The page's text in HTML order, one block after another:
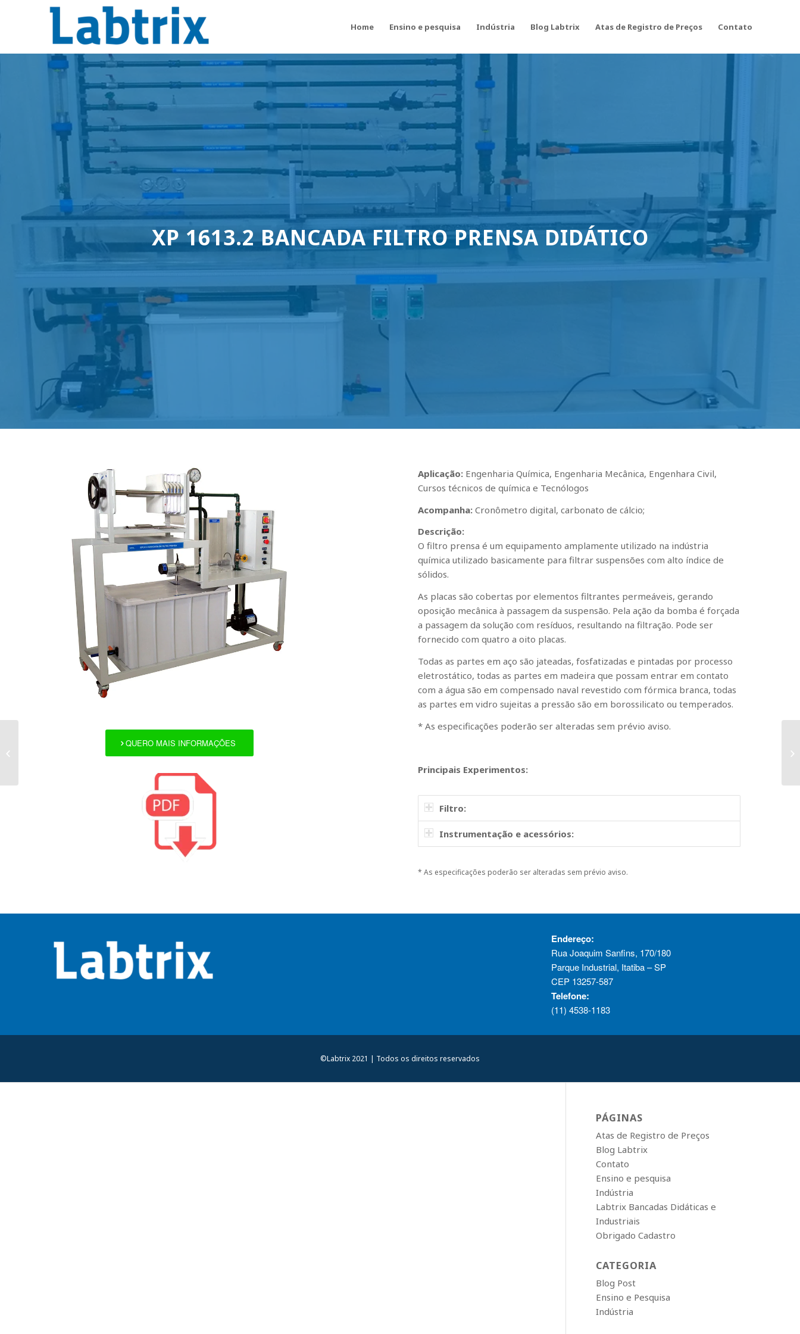
Home Ensino e pesquisa Indústria Blog Labtrix Atas de Registro de Preços Contato
XP 1613.2 BANCADA FILTRO PRENSA DIDÁTICO
QUERO MAIS INFORMAÇÕES
Aplicação: Engenharia Química, Engenharia Mecânica, Engenhara Civil,
Cursos técnicos de química e Tecnólogos
Acompanha: Cronômetro digital, carbonato de cálcio;
Descrição:
O filtro prensa é um equipamento amplamente utilizado na indústria
química utilizado basicamente para filtrar suspensões com alto índice de
sólidos.
As placas são cobertas por elementos filtrantes permeáveis, gerando
oposição mecânica à passagem da suspensão. Pela ação da bomba é forçada
a passagem da solução com resíduos, resultando na filtração. Pode ser
fornecido com quatro a oito placas.
Todas as partes em aço são jateadas, fosfatizadas e pintadas por processo
eletrostático, todas as partes em madeira que possam entrar em contato
com a água são em compensado naval revestido com fórmica branca, todas
as partes em vidro sujeitas a pressão são em borossilicato ou temperados.
* As especificações poderão ser alteradas sem prévio aviso.
Principais Experimentos:
Filtro:
Instrumentação e acessórios:
* As especificações poderão ser alteradas sem prévio aviso.
Endereço:
Rua Joaquim Sanfins, 170/180
Parque Industrial, Itatiba – SP
CEP 13257-587
Telefone:
(11) 4538-1183
©Labtrix 2021 | Todos os direitos reservados
PÁGINAS
Atas de Registro de Preços
Blog Labtrix
Contato
Ensino e pesquisa
Indústria
Labtrix Bancadas Didáticas e
Industriais
Obrigado Cadastro
CATEGORIA
Blog Post
Ensino e Pesquisa
Indústria